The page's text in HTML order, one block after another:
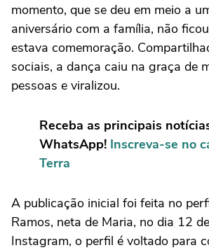
momento, que se deu em meio a
aniversário com a família, não
estava comemoração.
sociais, a dança caiu na graça de
pessoas e viralizou.
Receba as principais
WhatsApp! Inscreva-se no
Terra
A publicação inicial foi feita no
Ramos, neta de Maria, no dia 12
Instagram, o perfil é voltado para